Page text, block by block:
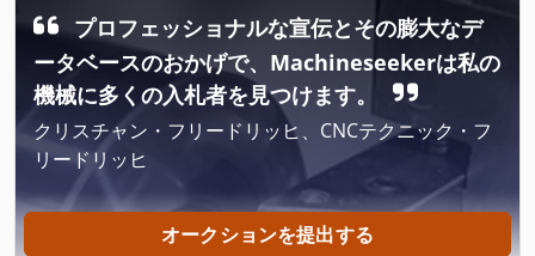
600 フォーク幅：560 mm マストタイプ: トリプレックス 状態:
新品 技術的状態: 新品 フロントタイヤタイプ：ポリウレタン フ
ロントタイヤの状態: 80 - 100% 後輪タイヤタイプ：ポリウレ
タン 後輪の状態: 80 - 100% バッテリー電圧：24V バッテリー
Ah: 150Ah 電池タイプ：リチウムイオン 電池製造年：2025
Dcedpfx Agswi Acgopsk バッテリーの状態: 80 - 100% 初期ス
トローク、完全自由ストローク、CE認証、 メンテナンスフリ
ーのリチウムイオン電池、
プロフェッショナルな宣伝とその膨大なデ
ータベースのおかげで、Machineseekerは私の
機械に多くの入札者を見つけます。
クリスチャン・フリードリッヒ、CNCテクニック・フ
リードリッヒ
オークションを提出する